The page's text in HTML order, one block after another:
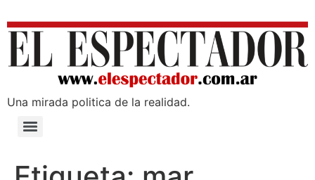
Una mirada poli­tica de la realidad.